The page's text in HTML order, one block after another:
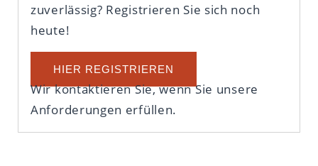
zuverlässig? Registrieren Sie sich noch
heute!
HIER REGISTRIEREN
Wir kontaktieren Sie, wenn Sie unsere
Anforderungen erfüllen.